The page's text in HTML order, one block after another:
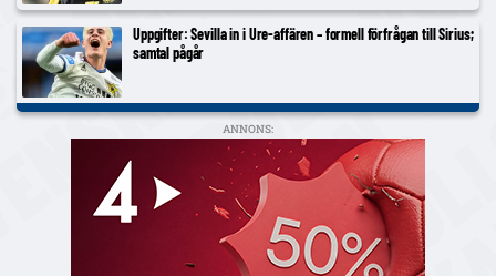
Uppgifter: Sevilla in i Ure-affären – formell förfrågan till Sirius;
samtal pågår
ANNONS: